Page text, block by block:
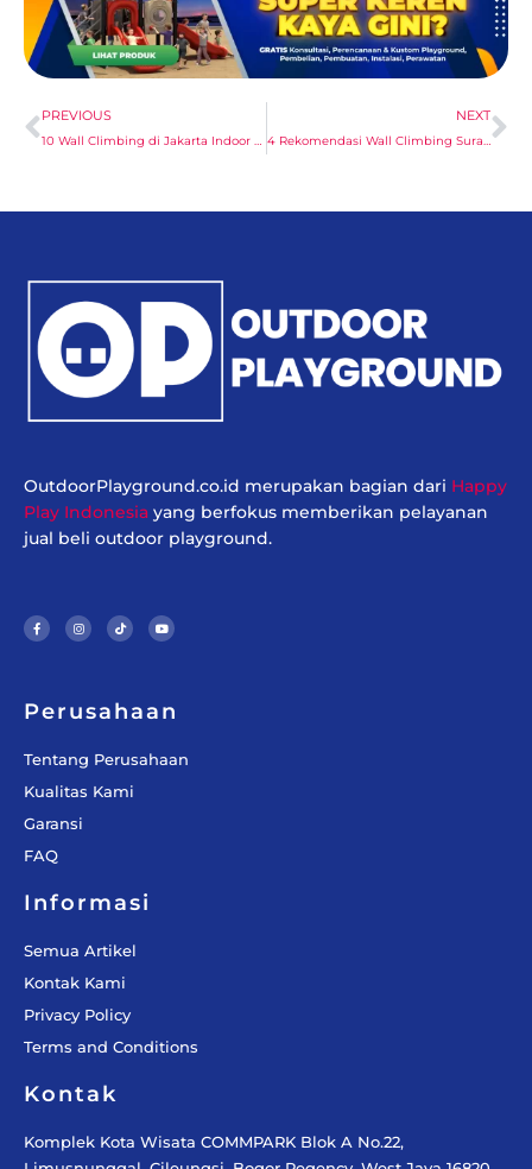
Prev
PREVIOUS
10 Wall Climbing di Jakarta Indoor dan Outdoor
NEXT
4 Rekomendasi Wall Climbing Surabaya Indoor dan Outdoor
OutdoorPlayground.co.id merupakan bagian dari Happy
Play Indonesia yang berfokus memberikan pelayanan
jual beli outdoor playground.
c
e
b
f
s
t
a
k
t
o
u
t
u
Perusahaan
Tentang Perusahaan
Kualitas Kami
Garansi
FAQ
Informasi
Semua Artikel
Kontak Kami
Privacy Policy
Terms and Conditions
Kontak
Komplek Kota Wisata COMMPARK Blok A No.22,